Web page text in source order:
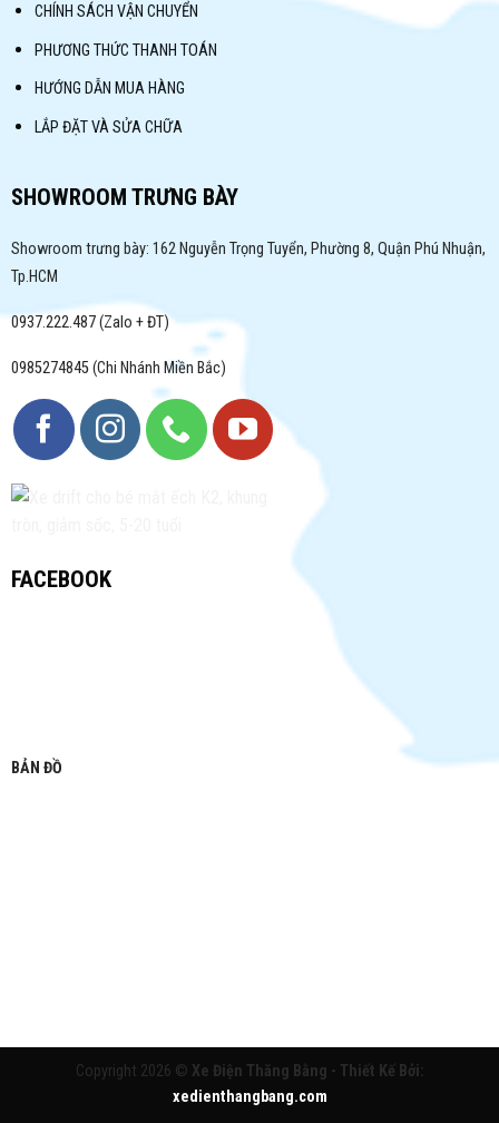
CHÍNH SÁCH VẬN CHUYỂN
PHƯƠNG THỨC THANH TOÁN
HƯỚNG DẪN MUA HÀNG
LẮP ĐẶT VÀ SỬA CHỮA
SHOWROOM TRƯNG BÀY
Showroom trưng bày: 162 Nguyễn Trọng Tuyển, Phường 8, Quận Phú Nhuận,
Tp.HCM
0937.222.487 (Zalo + ĐT)
0985274845 (Chi Nhánh Miền Bắc)
FACEBOOK
BẢN ĐỒ
Copyright 2026 © Xe Điện Thăng Bằng - Thiết Kế Bởi:
xedienthangbang.com